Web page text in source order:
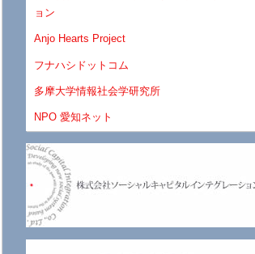
ョン
Anjo Hearts Project
フナハシドットコム
多摩大学情報社会学研究所
NPO 愛知ネット